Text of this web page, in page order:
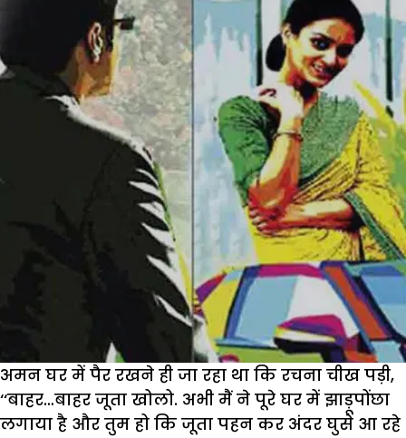
अमन घर में पैर रखने ही जा रहा था कि रचना चीख पड़ी,
‘‘बाहर…बाहर जूता खोलो. अभी मैं ने पूरे घर में झाड़ूपोंछा
लगाया है और तुम हो कि जूता पहन कर अंदर घुसे आ रहे